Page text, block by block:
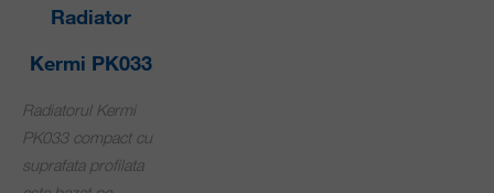
Radiator
Kermi PK033
Radiatorul Kermi
PK033 compact cu
suprafata profilata